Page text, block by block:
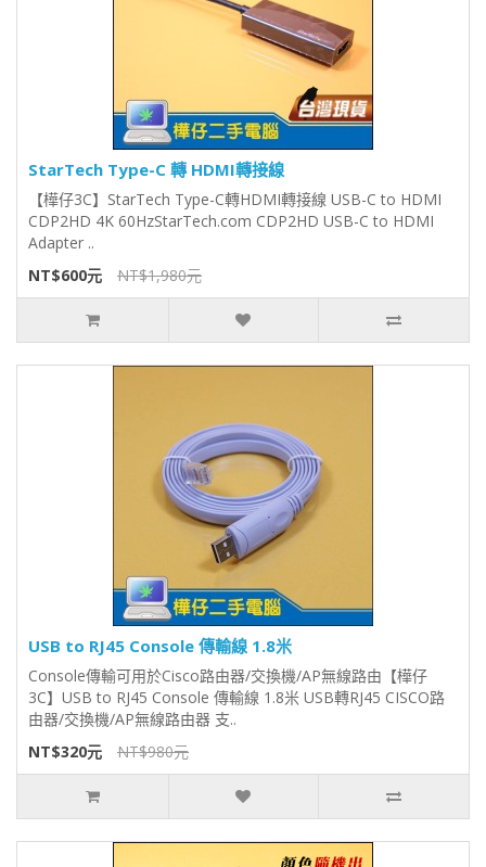
StarTech Type-C 轉 HDMI轉接線
【樺仔3C】StarTech Type-C轉HDMI轉接線 USB-C to HDMI
CDP2HD 4K 60HzStarTech.com CDP2HD USB-C to HDMI
Adapter ..
NT$600元
NT$1,980元
USB to RJ45 Console 傳輸線 1.8米
Console傳輸可用於Cisco路由器/交換機/AP無線路由【樺仔
3C】USB to RJ45 Console 傳輸線 1.8米 USB轉RJ45 CISCO路
由器/交換機/AP無線路由器 支..
NT$320元
NT$980元